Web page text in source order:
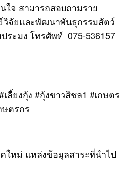
ใจ สามารถสอบถามราย
วิจัยและพัฒนาพันธุกรรมสัตว์
ระมง โทรศัพท์ 075-536157
ลี้ยงกุ้ง #กุ้งขาวสิชล1 #เกษตร
ษตรกร
ใหม่ แหล่งข้อมูลสาระที่นำไป